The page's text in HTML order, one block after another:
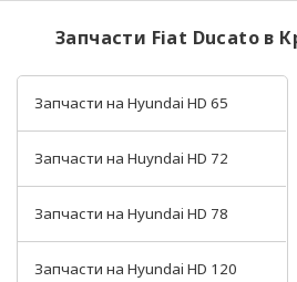
Запчасти Fiat Ducato в
Запчасти на Hyundai HD 65
Запчасти на Huyndai HD 72
Запчасти на Hyundai HD 78
Запчасти на Hyundai HD 120